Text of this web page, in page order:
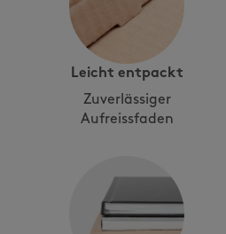
Leicht entpackt
Zuverlässiger
Aufreissfaden